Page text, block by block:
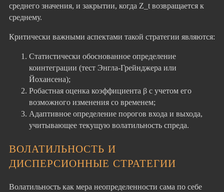
среднего значения, и закрытии, когда Z_t возвращается к
среднему.
Критически важными аспектами такой стратегии являются:
Статистически обоснованное определение
коинтеграции (тест Энгла-Грейнджера или
Йохансена);
Робастная оценка коэффициента β с учетом его
возможного изменения со временем;
Адаптивное определение порогов входа и выхода,
учитывающее текущую волатильность спреда.
ВОЛАТИЛЬНОСТЬ И
ДИСПЕРСИОННЫЕ СТРАТЕГИИ
Волатильность как мера неопределенности сама по себе